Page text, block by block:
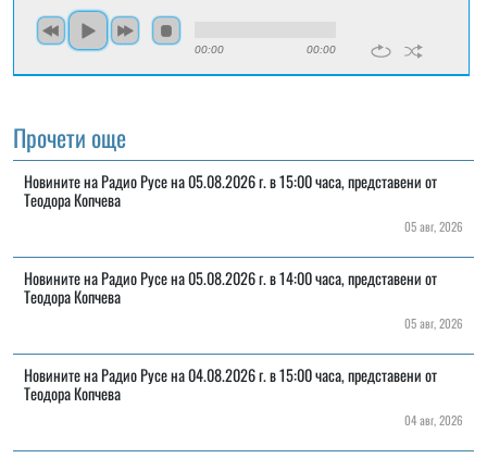
00:00 00:00
Прочети още
Новините на Радио Русе на 05.08.2026 г. в 15:00 часа, представени от
Теодора Копчева
05 авг, 2026
Новините на Радио Русе на 05.08.2026 г. в 14:00 часа, представени от
Теодора Копчева
05 авг, 2026
Новините на Радио Русе на 04.08.2026 г. в 15:00 часа, представени от
Теодора Копчева
04 авг, 2026